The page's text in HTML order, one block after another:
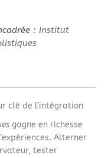
:Institut
clé de l’intégration
gagne en richesse
Alterner
tester